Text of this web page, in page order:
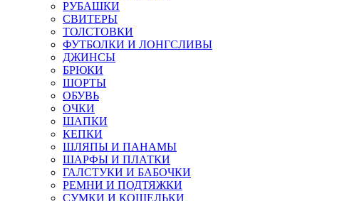
РУБАШКИ
СВИТЕРЫ
ТОЛСТОВКИ
ФУТБОЛКИ И ЛОНГСЛИВЫ
ДЖИНСЫ
БРЮКИ
ШОРТЫ
ОБУВЬ
ОЧКИ
ШАПКИ
КЕПКИ
ШЛЯПЫ И ПАНАМЫ
ШАРФЫ И ПЛАТКИ
ГАЛСТУКИ И БАБОЧКИ
РЕМНИ И ПОДТЯЖКИ
СУМКИ И КОШЕЛЬКИ